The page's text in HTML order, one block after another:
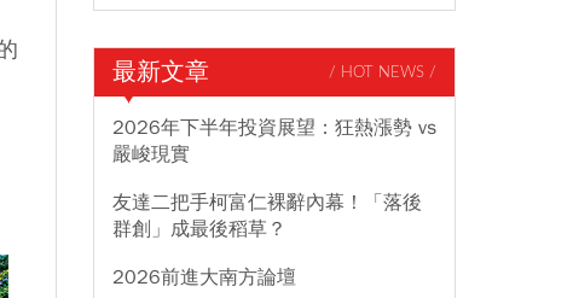
最新文章 / HOT NEWS /
2026年下半年投資展望：狂熱漲勢 vs
嚴峻現實
友達二把手柯富仁裸辭內幕！「落後
群創」成最後稻草？
2026前進大南方論壇